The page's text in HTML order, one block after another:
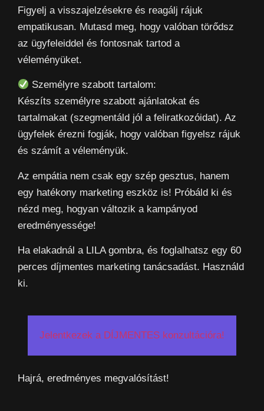
Figyelj a visszajelzésekre és reagálj rájuk
empatikusan. Mutasd meg, hogy valóban törődsz
az ügyfeleiddel és fontosnak tartod a
véleményüket.
Személyre szabott tartalom:
Készíts személyre szabott ajánlatokat és
tartalmakat (szegmentáld jól a feliratkozóidat). Az
ügyfelek érezni fogják, hogy valóban figyelsz rájuk
és számít a véleményük.
Az empátia nem csak egy szép gesztus, hanem
egy hatékony marketing eszköz is! Próbáld ki és
nézd meg, hogyan változik a kampányod
eredményessége!
Ha elakadnál a LILA gombra, és foglalhatsz egy 60
perces díjmentes marketing tanácsadást. Használd
ki.
Jelentkezek a DÍJMENTES konzultációra!
Hajrá, eredményes megvalósítást!